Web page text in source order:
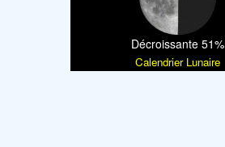
Décroissante 51%
Calendrier Lunaire